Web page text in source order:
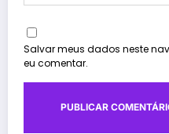
Salvar meus dados neste
eu comentar.